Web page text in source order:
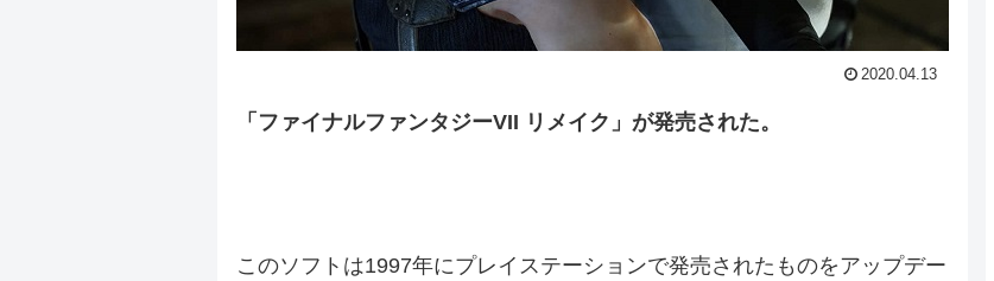
2020.04.13
「ファイナルファンタジーVII リメイク」が発売された。
このソフトは1997年にプレイステーションで発売されたものをアップデー